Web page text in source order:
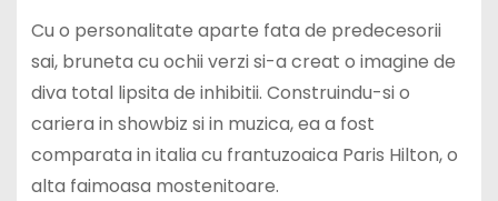
Cu o personalitate aparte fata de predecesorii
sai, bruneta cu ochii verzi si-a creat o imagine de
diva total lipsita de inhibitii. Construindu-si o
cariera in showbiz si in muzica, ea a fost
comparata in italia cu frantuzoaica Paris Hilton, o
alta faimoasa mostenitoare.